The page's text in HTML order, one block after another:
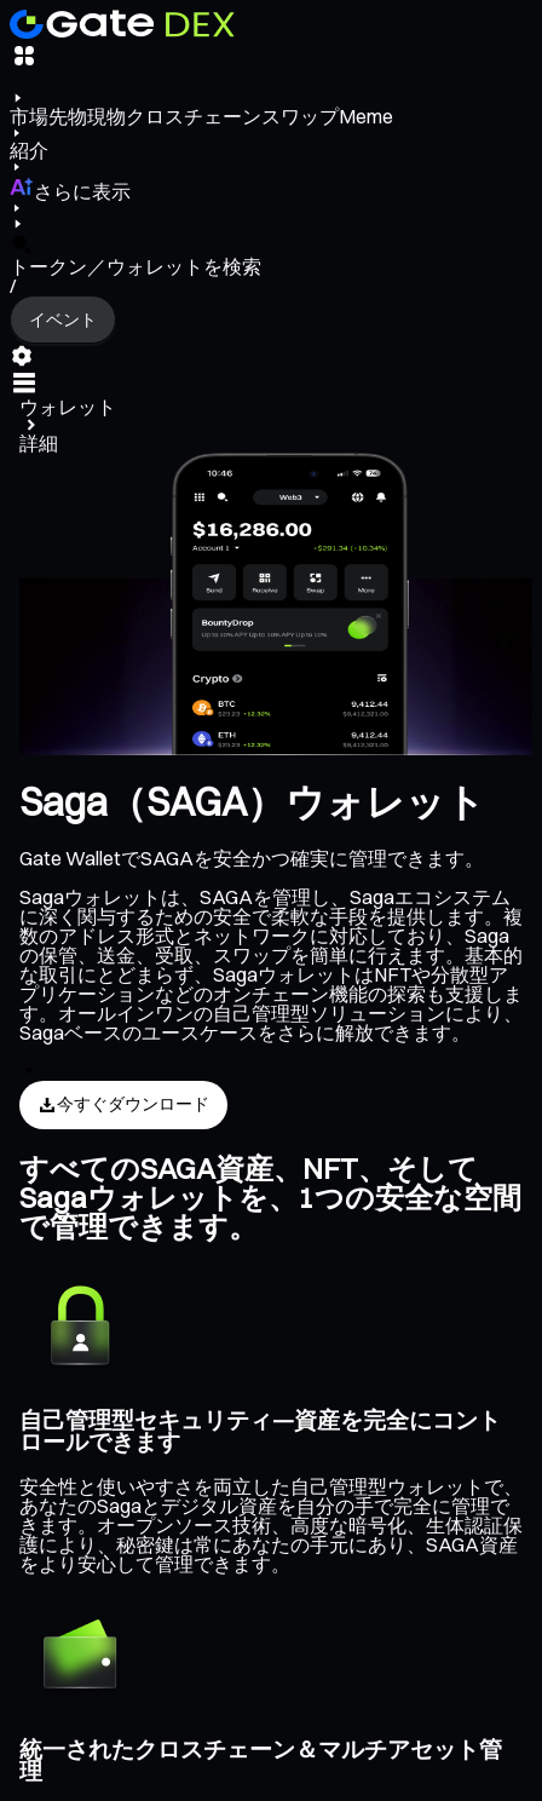
市場先物現物クロスチェーンスワップMeme
紹介
さらに表示
トークン／ウォレットを検索
/
イベント
ウォレット
詳細
Saga（SAGA）ウォレット
Gate WalletでSAGAを安全かつ確実に管理できます。
Sagaウォレットは、SAGAを管理し、Sagaエコシステム
に深く関与するための安全で柔軟な手段を提供します。複
数のアドレス形式とネットワークに対応しており、Saga
の保管、送金、受取、スワップを簡単に行えます。基本的
な取引にとどまらず、SagaウォレットはNFTや分散型ア
プリケーションなどのオンチェーン機能の探索も支援しま
す。オールインワンの自己管理型ソリューションにより、
Sagaベースのユースケースをさらに解放できます。
今すぐダウンロード
すべてのSAGA資産、NFT、そして
Sagaウォレットを、1つの安全な空間
で管理できます。
自己管理型セキュリティ—資産を完全にコント
ロールできます
安全性と使いやすさを両立した自己管理型ウォレットで、
あなたのSagaとデジタル資産を自分の手で完全に管理で
きます。オープンソース技術、高度な暗号化、生体認証保
護により、秘密鍵は常にあなたの手元にあり、SAGA資産
をより安心して管理できます。
統一されたクロスチェーン＆マルチアセット管
理